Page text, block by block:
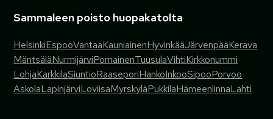
Sammaleen poisto huopakatolta
HelsinkiEspooVantaaKauniainenHyvinkääJärvenpääKerava
MäntsäläNurmijärviPornainenTuusulaVihtiKirkkonummi
LohjaKarkkilaSiuntioRaaseporiHankoInkooSipooPorvoo
AskolaLapinjärviLoviisaMyrskyläPukkilaHämeenlinnaLahti